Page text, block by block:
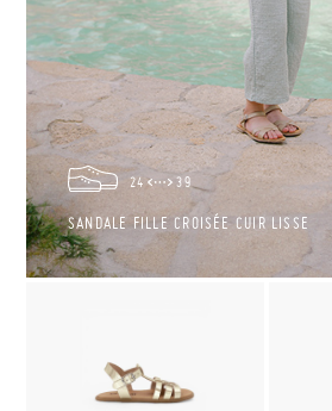
24 39
SANDALE FILLE CROISÉE CUIR LISSE